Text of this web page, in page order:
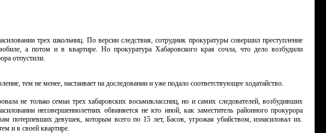
трех школьниц. По версии следствия, сотрудник прокуратуры совершил преступление
а потом и в квартире. Но прокуратура Хабаровского края сочла, что дело возбудили
отпустили.
тем не менее, настаивает на доследовании и уже подало соответствующее ходатайство.
не только семьи трех хабаровских восьмиклассниц, но и самих следователей, возбудивших
несовершеннолетних обвиняется не кто иной, как заместитель районного прокурора
потерпевших девушек, которым всего по 15 лет, Басов, угрожая убийством, изнасиловал их.
и в своей квартире.